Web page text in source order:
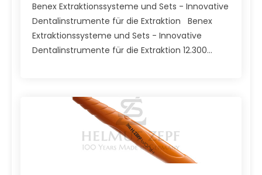
Benex Extraktionssysteme und Sets - Innovative
Dentalinstrumente für die Extraktion Benex
Extraktionssysteme und Sets - Innovative
Dentalinstrumente für die Extraktion 12.300...